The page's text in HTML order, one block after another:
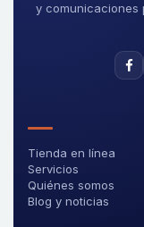
y comunicaciones
Tienda en línea
Servicios
Quiénes somos
Blog y noticias